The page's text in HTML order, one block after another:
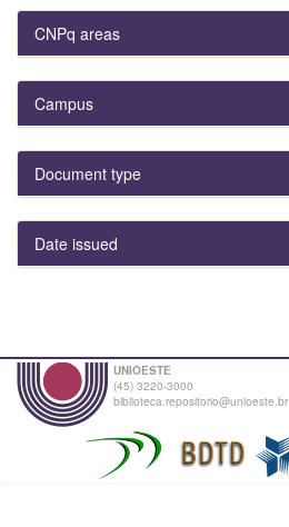
CNPq areas
Campus
Document type
Date issued
UNIOESTE
(45) 3220-3000
biblioteca.repositorio@unioeste.br